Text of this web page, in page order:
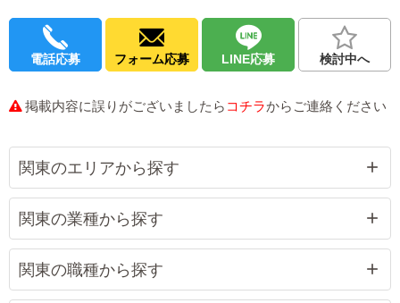
電話応募 フォーム応募 LINE応募 検討中へ
掲載内容に誤りがございましたら コチラからご連絡ください
関東のエリアから探す
関東の業種から探す
関東の職種から探す